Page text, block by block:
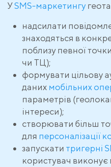
УSMS-маркетингу
надсилати
знаходяться в
поблизу певної
чи ТЦ);
формувати цільову
даних мобільних
параметрів
інтереси);
створювати більш
для персоналізації
запускати тригерні
користувач виконує